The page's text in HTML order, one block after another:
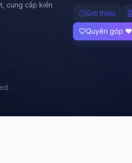
cung cấp kiến
Giới thiệu
Quyên góp ❤️